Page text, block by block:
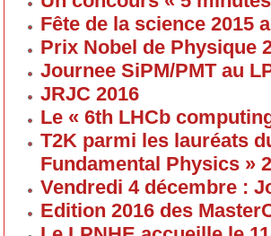
Fête de la science 2015
Prix Nobel de Physique
Journee SiPM/PMT au
JRJC 2016
Le « 6th LHCb
T2K parmi les lauréats
Fundamental Physics »
Vendredi 4 décembre :
Edition 2016 des